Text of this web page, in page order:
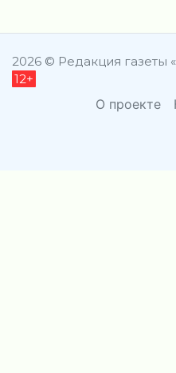
2026 © Редакция газеты
12+
О проекте